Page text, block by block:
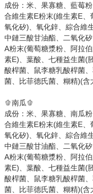
成份：米、果寡糖、藍莓
合維生素E粉末(維生素E、
氧化矽)、氧化鋅、綜合維
中鏈三酸甘油酯、二氧化
A粉末(葡萄糖漿粉、阿拉
素E)、葉酸、七種益生菌(
酸桿菌、鼠李糖乳酸桿菌
菌、比菲德氏菌、糊精)(含
🫑南瓜🫑
成份：米、果寡糖、南瓜
合維生素E粉末(維生素E、
氧化矽)、氧化鋅、綜合維
中鏈三酸甘油酯、二氧化
A粉末(葡萄糖漿粉、阿拉
素E)、葉酸、七種益生菌(
酸桿菌、鼠李糖乳酸桿菌
菌、比菲德氏菌、糊精)(含